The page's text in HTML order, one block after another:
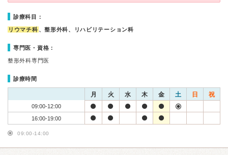
診療科目：
リウマチ科 、整形外科、リハビリテーション科
専門医・資格：
整形外科専門医
診療時間
月 火 水 木 金 土 日 祝
09:00-12:00
16:00-19:00
09:00-14:00